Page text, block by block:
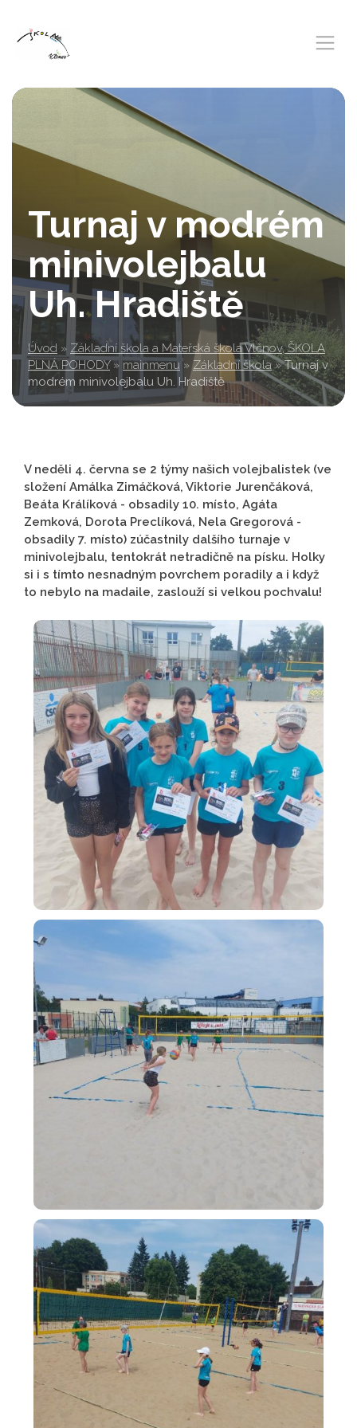
Turnaj v modrém
minivolejbalu
Uh. Hradiště
Úvod » Základní škola a Mateřská škola Vlčnov, ŠKOLA
PLNÁ POHODY » mainmenu » Základní škola » Turnaj v
modrém minivolejbalu Uh. Hradiště
V neděli 4. června se 2 týmy našich volejbalistek (ve
složení Amálka Zimáčková, Viktorie Jurenčáková,
Beáta Králíková - obsadily 10. místo, Agáta
Zemková, Dorota Preclíková, Nela Gregorová -
obsadily 7. místo) zúčastnily dalšího turnaje v
minivolejbalu, tentokrát netradičně na písku. Holky
si i s tímto nesnadným povrchem poradily a i když
to nebylo na madaile, zaslouží si velkou pochvalu!